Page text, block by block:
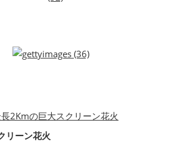
リーン花火